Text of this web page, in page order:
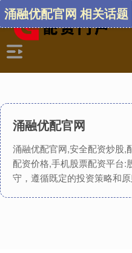
涌融优配官网
涌融优配官网,安全配资炒股,
配资价格,手机股票配资平台:
守，遵循既定的投资策略和
涌融优配官网 相关话题